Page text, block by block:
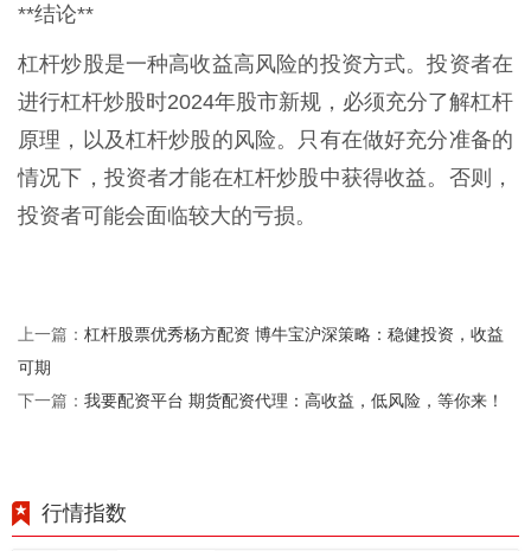
**结论**
杠杆炒股是一种高收益高风险的投资方式。投资者在
进行杠杆炒股时2024年股市新规，必须充分了解杠杆
原理，以及杠杆炒股的风险。只有在做好充分准备的
情况下，投资者才能在杠杆炒股中获得收益。否则，
投资者可能会面临较大的亏损。
上一篇： 杠杆股票优秀杨方配资 博牛宝沪深策略：稳健投资，收益
可期
下一篇： 我要配资平台 期货配资代理：高收益，低风险，等你来！
行情指数